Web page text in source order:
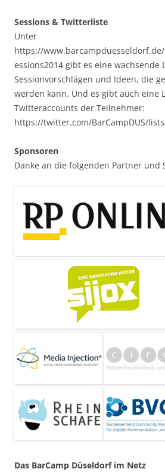
Sessions & Twitterliste
Unter
https://
essions2014 gibt es eine wachsende
Sessionvorschlägen und Ideen, die
werden kann. Und es gibt auch eine
Twitteraccounts der Teilnehmer:
https://twitter.com/BarCampDUS/
Sponsoren
Danke an die folgenden Partner und
Das BarCamp Düseldorf im Netz